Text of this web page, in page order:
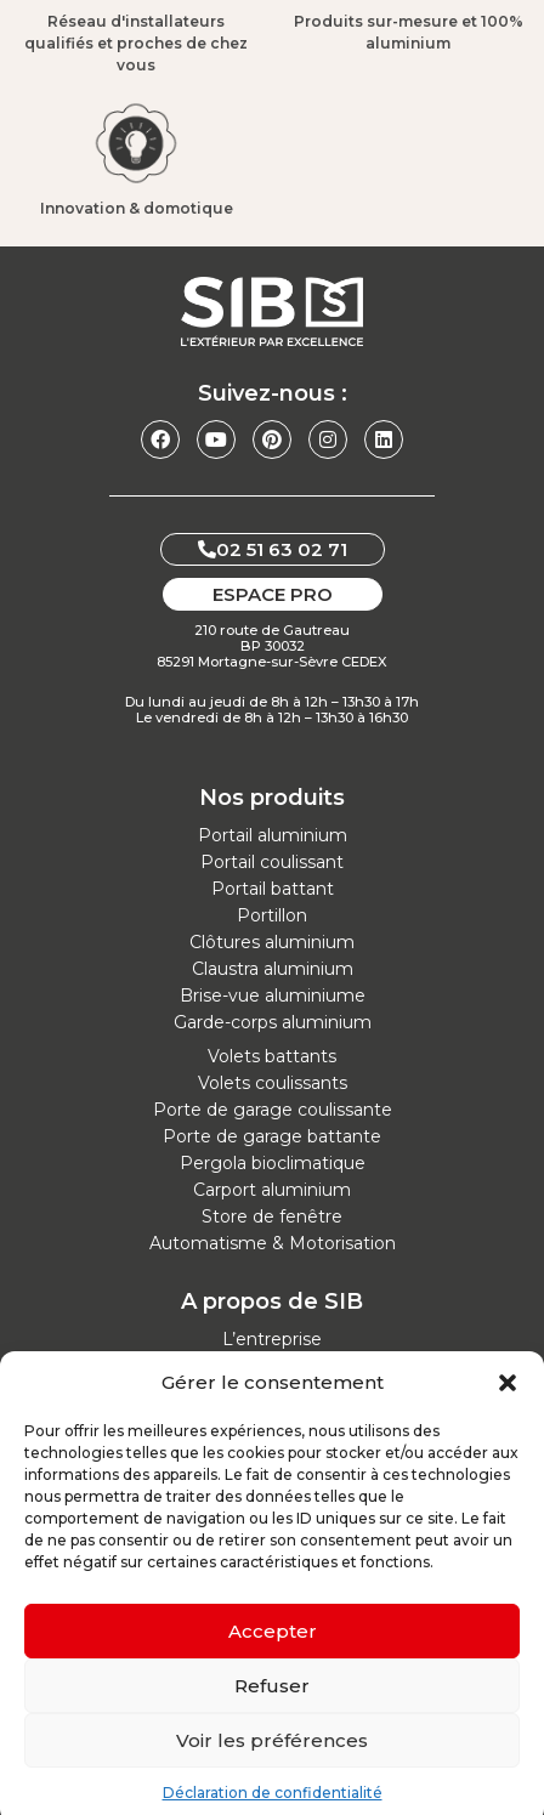
Gérer le consentement
Pour offrir les meilleures expériences, nous utilisons des
technologies telles que les cookies pour stocker et/ou accéder aux
informations des appareils. Le fait de consentir à ces technologies
nous permettra de traiter des données telles que le
comportement de navigation ou les ID uniques sur ce site. Le fait
de ne pas consentir ou de retirer son consentement peut avoir un
effet négatif sur certaines caractéristiques et fonctions.
Accepter
Refuser
Voir les préférences
Déclaration de confidentialité
Réseau d'installateurs
qualifiés et proches de chez
vous​
Produits sur-mesure et 100%
aluminium​
Innovation & domotique​
Suivez-nous :
02 51 63 02 71
ESPACE PRO
210 route de Gautreau
BP 30032
85291 Mortagne-sur-Sèvre CEDEX
Du lundi au jeudi de 8h à 12h – 13h30 à 17h
Le vendredi de 8h à 12h – 13h30 à 16h30
Nos produits
Portail aluminium
Portail coulissant
Portail battant
Portillon
Clôtures aluminium
Claustra aluminium
Brise-vue aluminiume
Garde-corps aluminium
Volets battants
Volets coulissants
Porte de garage coulissante
Porte de garage battante
Pergola bioclimatique
Carport aluminium
Store de fenêtre
Automatisme & Motorisation
A propos de SIB
L’entreprise
Parcours d'achat
Nos garanties
Nos offres d’emploi
Actualités
Inspirez-vous
Nos conseils
Configurateur
Parrain d’excellence
Politique de confidentialité